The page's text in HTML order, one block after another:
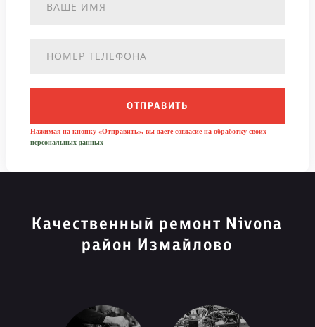
ОТПРАВИТЬ
Нажимая на кнопку «Отправить», вы даете согласие на обработку своих
персональных данных
Качественный ремонт Nivona
район Измайлово